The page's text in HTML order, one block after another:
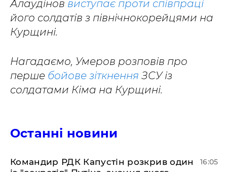
Алаудінов виступає проти співпраці
його солдатів з північнокорейцями на
Курщині.
Нагадаємо, Умеров розповів про
перше бойове зіткнення ЗСУ із
солдатами Кіма на Курщині.
Останні новини
Командир РДК Капустін розкрив один
16:05